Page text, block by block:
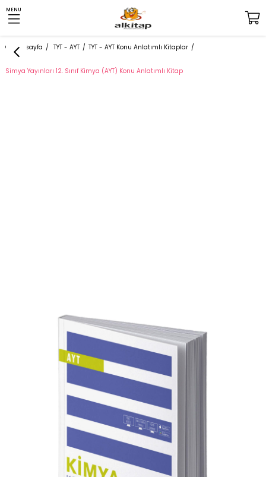
MENU
Anasayfa TYT - AYT TYT - AYT Konu Anlatımlı Kitaplar
Simya Yayınları 12. Sınıf Kimya (AYT) Konu Anlatımlı Kitap